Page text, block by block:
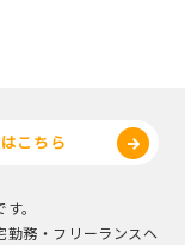
こちら
。
勤務・フリーランスへ